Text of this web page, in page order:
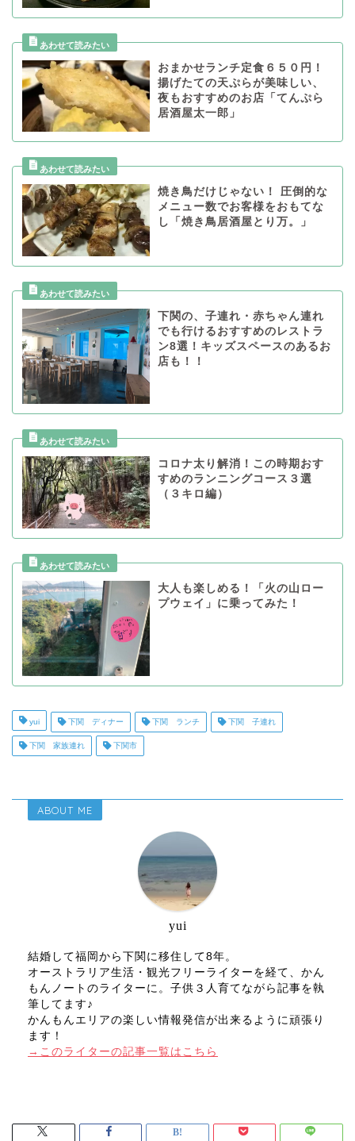
おまかせランチ定食６５０円！
揚げたての天ぷらが美味しい、
夜もおすすめのお店「てんぷら
居酒屋太一郎」
焼き鳥だけじゃない！ 圧倒的な
メニュー数でお客様をおもてな
し「焼き鳥居酒屋とり万。」
下関の、子連れ・赤ちゃん連れ
でも行けるおすすめのレストラ
ン8選！キッズスペースのあるお
店も！！
コロナ太り解消！この時期おす
すめのランニングコース３選
（３キロ編）
大人も楽しめる！「火の山ロー
プウェイ」に乗ってみた！
yui 下関 ディナー 下関 ランチ 下関 子連れ
下関 家族連れ 下関市
ABOUT ME
yui
結婚して福岡から下関に移住して8年。
オーストラリア生活・観光フリーライターを経て、かん
もんノートのライターに。子供３人育てながら記事を執
筆してます♪
かんもんエリアの楽しい情報発信が出来るように頑張り
ます！
→このライターの記事一覧はこちら